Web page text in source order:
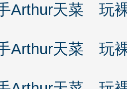
Arthur天菜 玩
Arthur天菜 玩